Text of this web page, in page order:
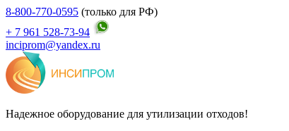
8-800-770-0595 (только для РФ)
+ 7 961 528-73-94
inciprom@yandex.ru
Надежное оборудование для утилизации отходов!